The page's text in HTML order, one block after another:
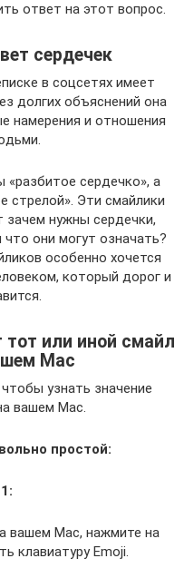
ответ на этот вопрос.
сердечек
в соцсетях имеет
долгих объяснений она
намерения и отношения
сердечко», а
стрелой». Эти смайлики
зачем нужны сердечки,
они могут означать?
особенно хочется
который дорог и
тот или иной смайл
Mac
узнать значение
вашем Mac.
простой:
вашем Mac, нажмите на
клавиатуру Emoji.